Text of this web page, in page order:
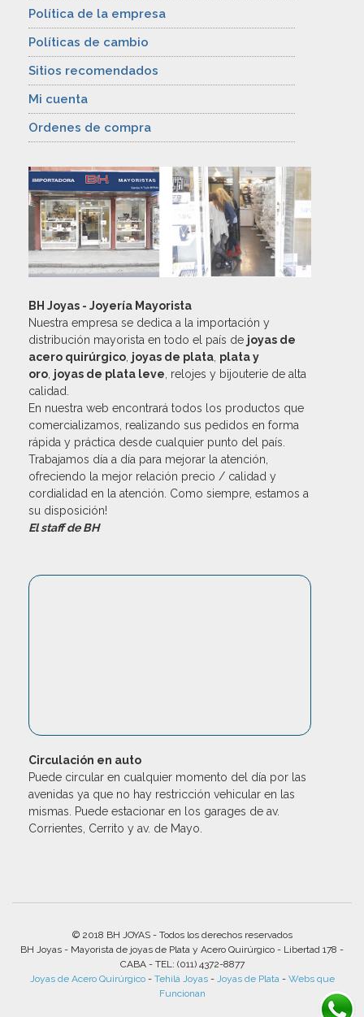
Política de la empresa
Políticas de cambio
Sitios recomendados
Mi cuenta
Ordenes de compra
BH Joyas - Joyería Mayorista
Nuestra empresa se dedica a la importación y
distribución mayorista en todo el país de joyas de
acero quirúrgico, joyas de plata, plata y
oro, joyas de plata leve, relojes y bijouterie de alta
calidad.
En nuestra web encontrará todos los productos que
comercializamos, realizando sus pedidos en forma
rápida y práctica desde cualquier punto del país.
Trabajamos día a día para mejorar la atención,
ofreciendo la mejor relación precio / calidad y
cordialidad en la atención. Como siempre, estamos a
su disposición!
El staff de BH
Circulación en auto
Puede circular en cualquier momento del día por las
avenidas ya que no hay restricción vehicular en las
mismas. Puede estacionar en los garages de av.
Corrientes, Cerrito y av. de Mayo.
© 2018 BH JOYAS - Todos los derechos reservados
BH Joyas - Mayorista de joyas de Plata y Acero Quirúrgico - Libertad 178 -
CABA - TEL: (011) 4372-8877
Joyas de Acero Quirúrgico- Tehilá Joyas- Joyas de Plata- Webs que
Funcionan